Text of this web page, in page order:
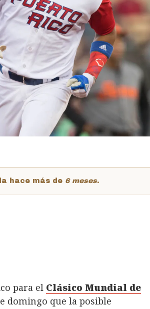
hace más de 6 meses.
para el Clásico Mundial de
domingo que la posible